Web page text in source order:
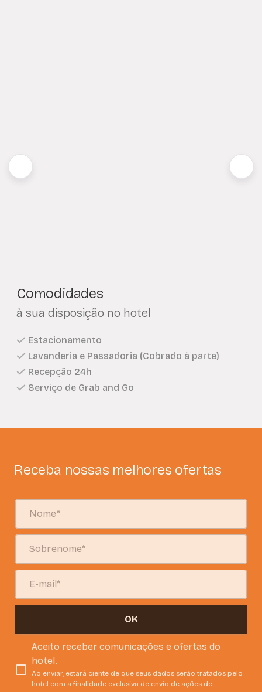
Comodidades
à sua disposição no hotel
Estacionamento
Lavanderia e Passadoria (Cobrado à parte)
Recepção 24h
Serviço de Grab and Go
Receba nossas melhores ofertas
OK
Aceito receber comunicações e ofertas do
hotel.
Ao enviar, estará ciente de que seus dados serão tratados pelo
hotel com a finalidade exclusiva de envio de ações de